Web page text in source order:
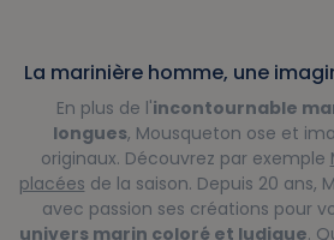
La marinière homme, une
En plus de l'incontournable
longues, Mousqueton ose et
originaux. Découvrez par exemple
placées de la saison. Depuis 20 ans,
avec passion ses créations pour
univers marin coloré et ludique.